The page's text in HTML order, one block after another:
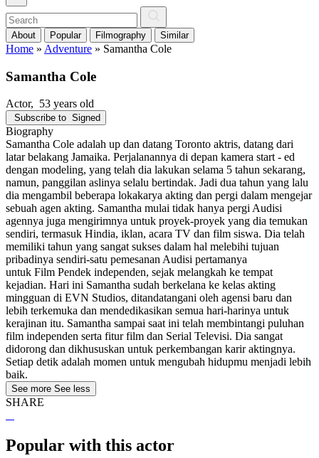
About Popular Filmography Similar
Home » Adventure » Samantha Cole
Samantha Cole
Actor, 53 years old
Subscribe to Signed
Biography
Samantha Cole adalah up dan datang Toronto aktris, datang dari
latar belakang Jamaika. Perjalanannya di depan kamera start - ed
dengan modeling, yang telah dia lakukan selama 5 tahun sekarang,
namun, panggilan aslinya selalu bertindak. Jadi dua tahun yang lalu
dia mengambil beberapa lokakarya akting dan pergi dalam mengejar
sebuah agen akting. Samantha mulai tidak hanya pergi Audisi
agennya juga mengirimnya untuk proyek-proyek yang dia temukan
sendiri, termasuk Hindia, iklan, acara TV dan film siswa. Dia telah
memiliki tahun yang sangat sukses dalam hal melebihi tujuan
pribadinya sendiri-satu pemesanan Audisi pertamanya
untuk Film Pendek independen, sejak melangkah ke tempat
kejadian. Hari ini Samantha sudah berkelana ke kelas akting
mingguan di EVN Studios, ditandatangani oleh agensi baru dan
lebih terkemuka dan mendedikasikan semua hari-harinya untuk
kerajinan itu. Samantha sampai saat ini telah membintangi puluhan
film independen serta fitur film dan Serial Televisi. Dia sangat
didorong dan dikhususkan untuk perkembangan karir aktingnya.
Setiap detik adalah momen untuk mengubah hidupmu menjadi lebih
baik.
See more See less
SHARE
Popular with this actor